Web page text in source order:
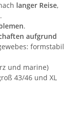
langer Reise,
.
.
aufgrund
formstabil
und marine)
43/46 und XL